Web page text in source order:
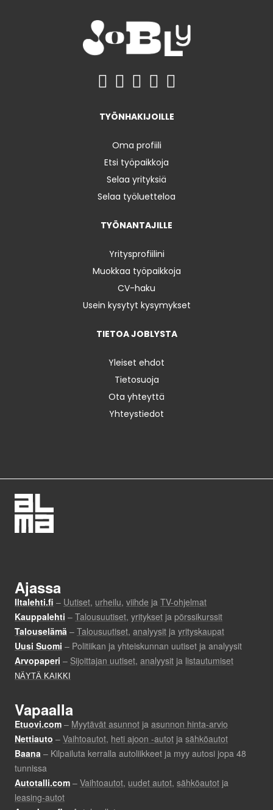
TYÖNHAKIJOILLE
Oma profiili
Etsi työpaikkoja
Selaa yrityksiä
Selaa työluetteloa
TYÖNANTAJILLE
Yritysprofiilini
Muokkaa työpaikkoja
CV-haku
Usein kysytyt kysymykset
TIETOA JOBLYSTA
Yleiset ehdot
Tietosuoja
Ota yhteyttä
Yhteystiedot